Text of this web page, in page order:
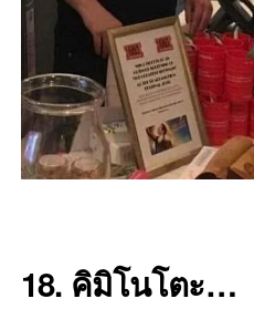
18. คิมิโนโตะ…